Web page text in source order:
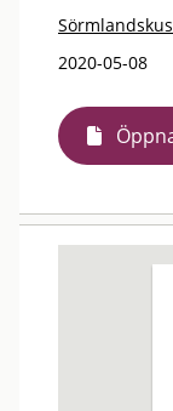
2020-05-08